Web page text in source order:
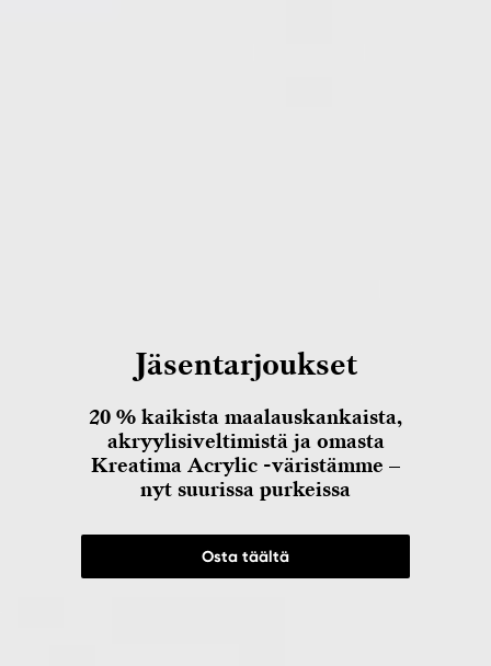
Jäsentarjoukset
20 % kaikista maalauskankaista,
akryylisiveltimistä ja omasta
Kreatima Acrylic -väristämme –
nyt suurissa purkeissa
Osta täältä